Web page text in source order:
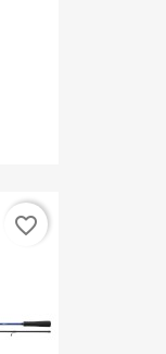
favorite_border